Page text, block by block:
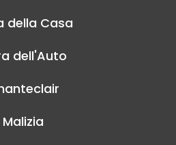
della Casa
dell'Auto
Malizia